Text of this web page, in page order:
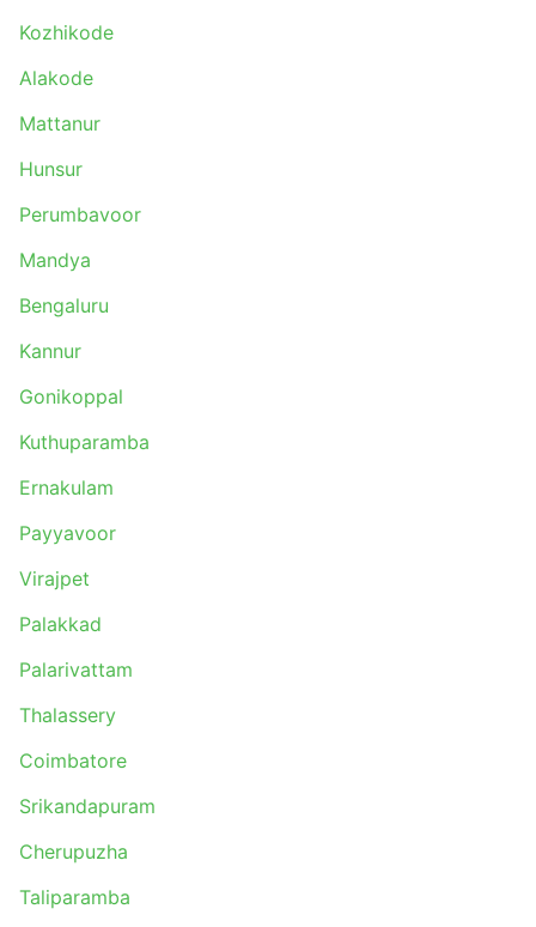
Kozhikode
Alakode
Mattanur
Hunsur
Perumbavoor
Mandya
Bengaluru
Kannur
Gonikoppal
Kuthuparamba
Ernakulam
Payyavoor
Virajpet
Palakkad
Palarivattam
Thalassery
Coimbatore
Srikandapuram
Cherupuzha
Taliparamba